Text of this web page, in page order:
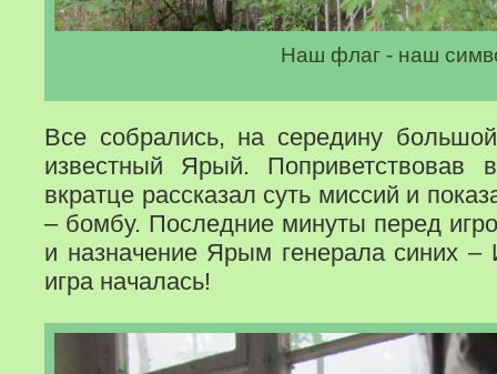
Наш флаг - наш
Все собрались, на середину
известный Ярый. Поприветствовав
вкратце рассказал суть миссий и
– бомбу. Последние минуты перед
и назначение Ярым генерала синих
игра началась!